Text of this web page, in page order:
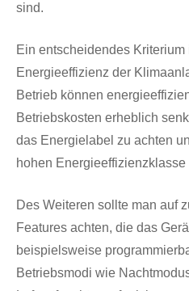
sind.
Ein entscheidendes Kriterium
Energieeffizienz der
Betrieb können
Betriebskosten erheblich
das Energielabel zu achten
hohen Energieeffizienzklasse
Des Weiteren sollte man auf
Features achten, die das
beispielsweise
Betriebsmodi wie